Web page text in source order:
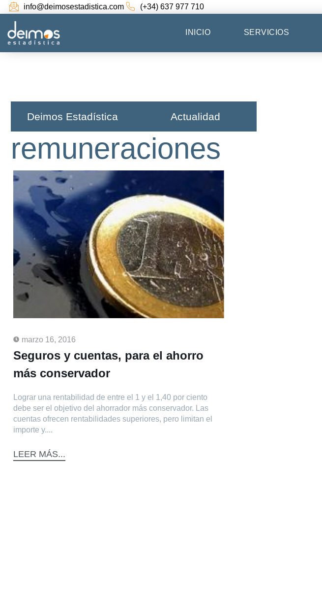
info@deimosestadistica.com (+34) 637 977 710
INICIO SERVICIOS
Deimos Estadística​ Actualidad
remuneraciones
marzo 16, 2016
Seguros y cuentas, para el ahorro
más conservador
Lograr una rentabilidad de entre el 1 y el 1,40 por ciento
debe ser el objetivo del ahorrador más conservador. Las
cuentas ofrecen rentabilidades superiores, pero limitan el
importe y....
LEER MÁS...